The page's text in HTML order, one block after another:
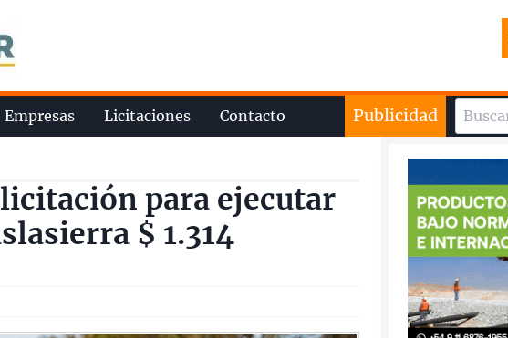
Empresas Licitaciones Contacto Publicidad Buscar:
para ejecutar
$ 1.314